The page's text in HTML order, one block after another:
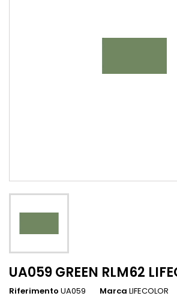
UA059 GREEN RLM62
Riferimento UA059 Marca LIFECOLOR